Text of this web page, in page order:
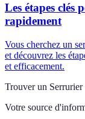
Les étapes
rapidement
Vous cherchez un
et découvrez les
et efficacement.
Trouver un Serrurier
Votre source